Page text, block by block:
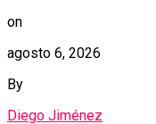
on
agosto 6, 2026
By
Diego Jiménez